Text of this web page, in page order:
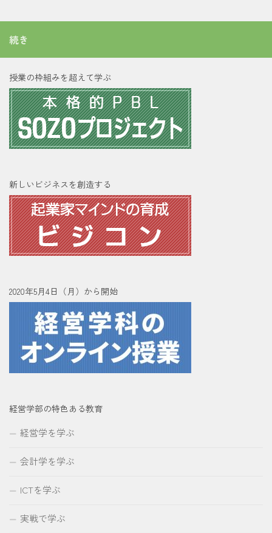
続き
授業の枠組みを超えて学ぶ
新しいビジネスを創造する
2020年5月4日（月）から開始
経営学部の特色ある教育
経営学を学ぶ
会計学を学ぶ
ICTを学ぶ
実戦で学ぶ